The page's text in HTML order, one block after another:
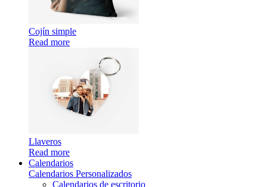
Cojín simple
Read more
Llaveros
Read more
Calendarios
Calendarios Personalizados
Calendarios de escritorio